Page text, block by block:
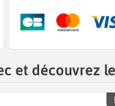
et découvrez